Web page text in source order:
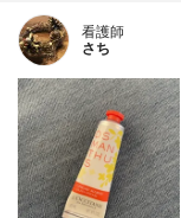
看護師
さち